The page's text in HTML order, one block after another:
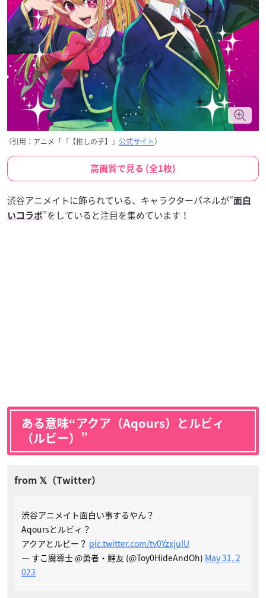
（引用：アニメ「『【推しの子】』 公式サイト）
高画質で見る (全1枚)
渋谷アニメイトに飾られている、キャラクターパネルが“面白
いコラボ”をしていると注目を集めています！
ある意味“アクア（Aqours）とルビィ
（ルビー）”
渋谷アニメイト面白い事するやん？
Aqoursとルビィ？
アクアとルビー？ pic.twitter.com/tv0YzxjuIU
— すこ魔導士 @勇者・鯉友 (@Toy0HideAndOh) May 31, 2
023